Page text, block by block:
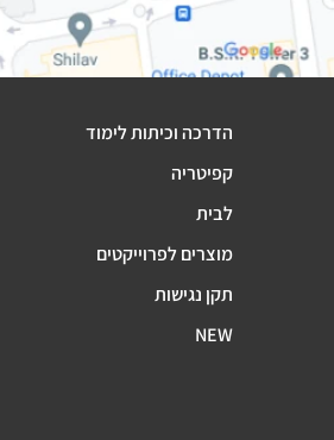
הדרכה וכיתות לימוד
קפיטריה
לבית
מוצרים לפרוייקטים
תקן נגישות
NEW